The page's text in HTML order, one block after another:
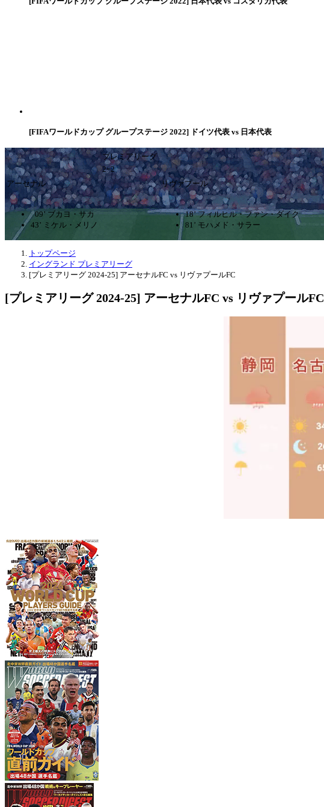
[FIFAワールドカップ グループステージ 2022] ドイツ代表 vs 日本代表
プレミアリーグ
2ｰ2
アーセナル
リヴァプール
09’ ブカヨ・サカ
43’ ミケル・メリノ
18’ フィルヒル・ファン・ダイク
81’ モハメド・サラー
トップページ
イングランド プレミアリーグ
[プレミアリーグ 2024-25] アーセナルFC vs リヴァプールFC
[プレミアリーグ 2024-25] アーセナルFC vs リヴァプールFC